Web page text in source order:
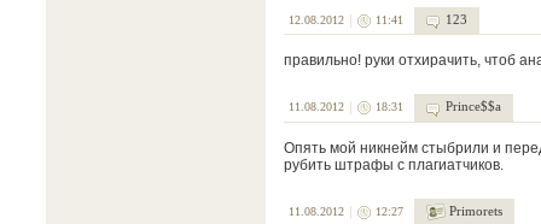
12.08.2012 11:41 123
правильно! руки отхирачить, чтоб
11.08.2012 18:31 Prince$$a
Опять мой никнейм стыбрили и
рубить штрафы с плагиатчиков.
11.08.2012 12:27 Primorets